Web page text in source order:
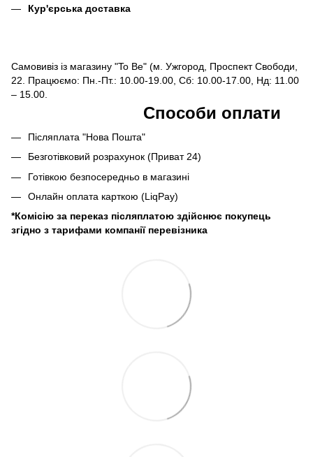
Кур'єрська доставка
Самовивіз із магазину "To Be" (м. Ужгород, Проспект Свободи,
22. Працюємо: Пн.-Пт.: 10.00-19.00, Сб: 10.00-17.00, Нд: 11.00
– 15.00.
Способи оплати
Післяплата "Нова Пошта"
Безготівковий розрахунок (Приват 24)
Готівкою безпосередньо в магазині
Онлайн оплата карткою (LiqPay)
*Комісію за переказ післяплатою здійснює покупець
згідно з тарифами компанії перевізника